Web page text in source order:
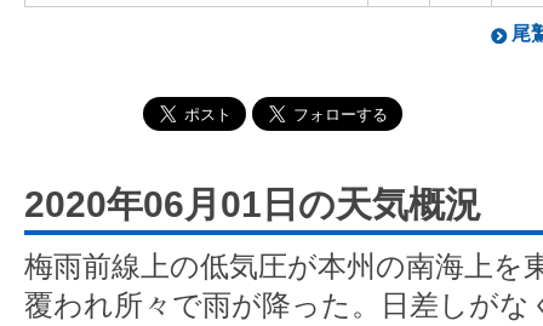
尾
2020年06月01日の天気概況
梅雨前線上の低気圧が本州の南海上を
覆われ所々で雨が降った。日差しがな